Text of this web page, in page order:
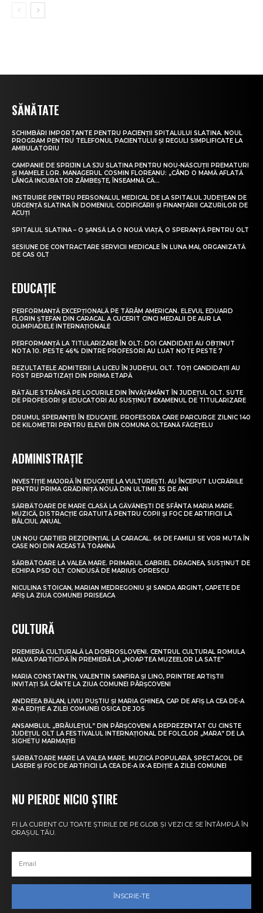
SĂNĂTATE
SCHIMBĂRI IMPORTANTE PENTRU PACIENȚII SPITALULUI SLATINA. NOUL
PROGRAM PENTRU TELEFONUL PACIENTULUI ȘI REGULI SIMPLIFICATE LA
AMBULATORIU
CAMPANIE DE SPRIJIN LA SJU SLATINA PENTRU NOU-NĂSCUȚII PREMATURI
ȘI MAMELE LOR. MANAGERUL COSMIN FLOREANU: „CÂND O MAMĂ AFLATĂ
LÂNGĂ INCUBATOR ZÂMBEȘTE, ÎNSEAMNĂ CĂ...
INSTRUIRE PENTRU PERSONALUL MEDICAL DE LA SPITALUL JUDEȚEAN DE
URGENȚĂ SLATINA ÎN DOMENIUL CODIFICĂRII ȘI FINANȚĂRII CAZURILOR DE
ACUȚI
SPITALUL SLATINA – O ȘANSĂ LA O NOUĂ VIAȚĂ, O SPERANȚĂ PENTRU OLT
SESIUNE DE CONTRACTARE SERVICII MEDICALE ÎN LUNA MAI, ORGANIZATĂ
DE CAS OLT
EDUCAȚIE
PERFORMANȚĂ EXCEPȚIONALĂ PE TĂRÂM AMERICAN. ELEVUL EDUARD
FLORIN ȘTEFAN DIN CARACAL A CUCERIT CINCI MEDALII DE AUR LA
OLIMPIADELE INTERNAȚIONALE
PERFORMANȚĂ LA TITULARIZARE ÎN OLT: DOI CANDIDAȚI AU OBȚINUT
NOTA 10. PESTE 46% DINTRE PROFESORI AU LUAT NOTE PESTE 7
REZULTATELE ADMITERII LA LICEU ÎN JUDEȚUL OLT. TOȚI CANDIDAȚII AU
FOST REPARTIZAȚI DIN PRIMA ETAPĂ
BĂTĂLIE STRÂNSĂ PE LOCURILE DIN ÎNVĂȚĂMÂNT ÎN JUDEȚUL OLT. SUTE
DE PROFESORI ȘI EDUCATORI AU SUSȚINUT EXAMENUL DE TITULARIZARE
DRUMUL SPERANȚEI ÎN EDUCAȚIE. PROFESORA CARE PARCURGE ZILNIC 140
DE KILOMETRI PENTRU ELEVII DIN COMUNA OLTEANĂ FĂGEȚELU
ADMINISTRAȚIE
INVESTIȚIE MAJORĂ ÎN EDUCAȚIE LA VULTUREȘTI. AU ÎNCEPUT LUCRĂRILE
PENTRU PRIMA GRĂDINIȚĂ NOUĂ DIN ULTIMII 35 DE ANI
SĂRBĂTOARE DE MARE CLASĂ LA GĂVĂNEȘTI DE SFÂNTA MARIA MARE.
MUZICĂ, DISTRACȚIE GRATUITĂ PENTRU COPII ȘI FOC DE ARTIFICII LA
BÂLCIUL ANUAL
UN NOU CARTIER REZIDENȚIAL LA CARACAL. 66 DE FAMILII SE VOR MUTA ÎN
CASE NOI DIN ACEASTĂ TOAMNĂ
SĂRBĂTOARE LA VALEA MARE. PRIMARUL GABRIEL DRAGNEA, SUSȚINUT DE
ECHIPA PSD OLT CONDUSĂ DE MARIUS OPRESCU
NICULINA STOICAN, MARIAN MEDREGONIU ȘI SANDA ARGINT, CAPETE DE
AFIȘ LA ZIUA COMUNEI PRISEACA
CULTURĂ
PREMIERĂ CULTURALĂ LA DOBROSLOVENI. CENTRUL CULTURAL ROMULA
MALVA PARTICIPĂ ÎN PREMIERĂ LA „NOAPTEA MUZEELOR LA SATE”
MARIA CONSTANTIN, VALENTIN SANFIRA ȘI LINO, PRINTRE ARTIȘTII
INVITAȚI SĂ CÂNTE LA ZIUA COMUNEI PÂRȘCOVENI
ANDREEA BĂLAN, LIVIU PUȘTIU ȘI MARIA GHINEA, CAP DE AFIȘ LA CEA DE-A
XI-A EDIȚIE A ZILEI COMUNEI OSICA DE JOS
ANSAMBLUL „BRÂULEȚUL” DIN PÂRȘCOVENI A REPREZENTAT CU CINSTE
JUDEȚUL OLT LA FESTIVALUL INTERNAȚIONAL DE FOLCLOR „MARA” DE LA
SIGHETU MARMAȚIEI
SĂRBĂTOARE MARE LA VALEA MARE. MUZICĂ POPULARĂ, SPECTACOL DE
LASERE ȘI FOC DE ARTIFICII LA CEA DE-A IX-A EDIȚIE A ZILEI COMUNEI
NU PIERDE NICIO ȘTIRE
FI LA CURENT CU TOATE ȘTIRILE DE PE GLOB ȘI VEZI CE SE ÎNTÂMPLĂ ÎN
ORAȘUL TĂU.
ÎNSCRIE-TE